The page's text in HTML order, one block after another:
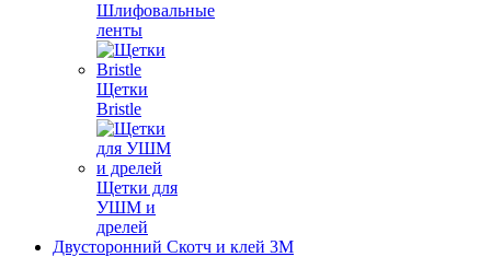
Шлифовальные
ленты
Щетки
Bristle
Щетки для
УШМ и
дрелей
Двусторонний Скотч и клей 3М